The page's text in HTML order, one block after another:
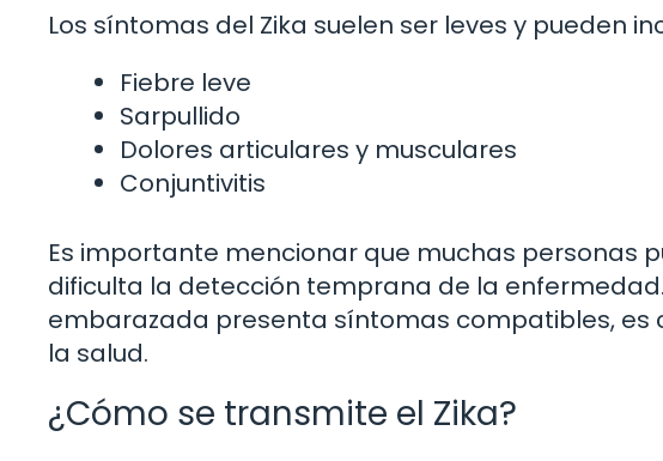
Los síntomas del Zika suelen ser leves y pueden
Fiebre leve
Sarpullido
Dolores articulares y musculares
Conjuntivitis
Es importante mencionar que muchas personas
dificulta la detección temprana de la
embarazada presenta síntomas compatibles, es
la salud.
¿Cómo se transmite el Zika?